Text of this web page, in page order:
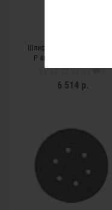
Шлифовальные круги Virutex
P 40, Ø125 мм, Velcro (50
шт.)
6 514 р.